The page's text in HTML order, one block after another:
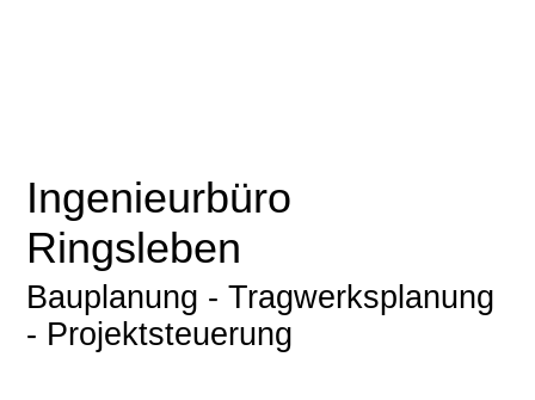
Ingenieurbüro
Ringsleben
Bauplanung - Tragwerksplanung
- Projektsteuerung